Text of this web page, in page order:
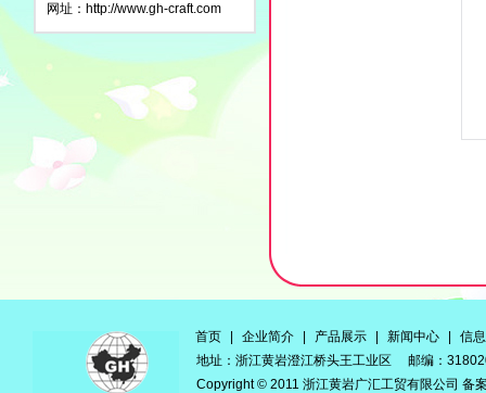
网址： http://www.gh-craft.com
首页 企业简介 产品展示 新闻中心
信
地址：浙江黄岩澄江桥头王工业区 邮编：
Copyright © 2011 浙江黄岩广汇工贸有限公司 备